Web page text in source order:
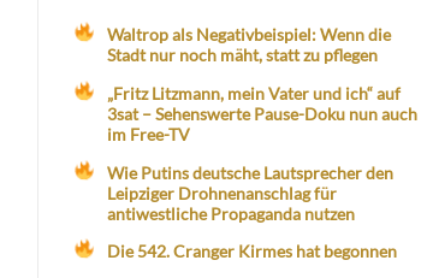
Waltrop als Negativbeispiel: Wenn die
Stadt nur noch mäht, statt zu pflegen
„Fritz Litzmann, mein Vater und ich“ auf
3sat – Sehenswerte Pause-Doku nun auch
im Free-TV
Wie Putins deutsche Lautsprecher den
Leipziger Drohnenanschlag für
antiwestliche Propaganda nutzen
Die 542. Cranger Kirmes hat begonnen